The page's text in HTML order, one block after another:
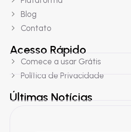
Blog
Contato
Acesso Rápido
Comece a usar Grátis
Política de Privacidade
Últimas Notícias